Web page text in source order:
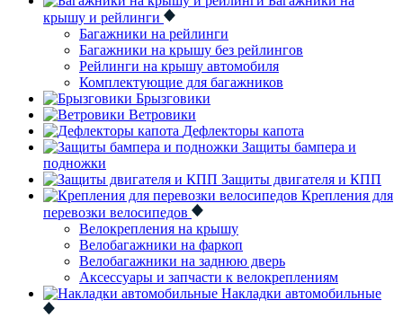
крышу и рейлинги
Багажники на рейлинги
Багажники на крышу без рейлингов
Рейлинги на крышу автомобиля
Комплектующие для багажников
Брызговики
Ветровики
Дефлекторы капота
Защиты бампера и
подножки
Защиты двигателя и КПП
Крепления для
перевозки велосипедов
Велокрепления на крышу
Велобагажники на фаркоп
Велобагажники на заднюю дверь
Аксессуары и запчасти к велокреплениям
Накладки автомобильные